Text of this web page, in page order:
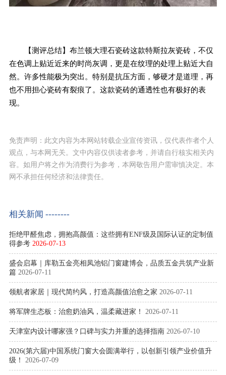
【测评总结】布兰顿大理石瓷砖这款特斯拉灰瓷砖，不仅
在色调上贴近近来的时尚灰调，更是在纹理的处理上贴近大自
然。许多性能极为突出。特别是抗压方面，够硬才是道理，再
也不用担心瓷砖有裂痕了。这款瓷砖的通透性也有极好的表
现。
免责声明：此文内容为本网站转载企业宣传资讯，仅代表作者个人
观点，与本网无关。文中内容仅供读者参考，并请自行核实相关内
容。如用户将之作为消费行为参考，本网敬告用户需审慎决定。本
网不承担任何经济和法律责任。
相关新闻 --------
拒绝甲醛焦虑，拥抱高颜值：这些拥有ENF级及国际认证的定制值
得参考 2026-07-13
盛会启幕｜库勒五金亮相凤池铝门窗建博会，品质五金共筑产业新
篇 2026-07-11
领航者家居｜现代简约风，打造高颜值治愈之家 2026-07-11
将军牌生态板：治愈奶油风，温柔藏进家！ 2026-07-11
天津室内设计哪家强？口碑与实力并重的选择指南 2026-07-10
2026(第六届)中国系统门窗大会圆满举行，以创新引领产业价值升
级！
2026-07-09